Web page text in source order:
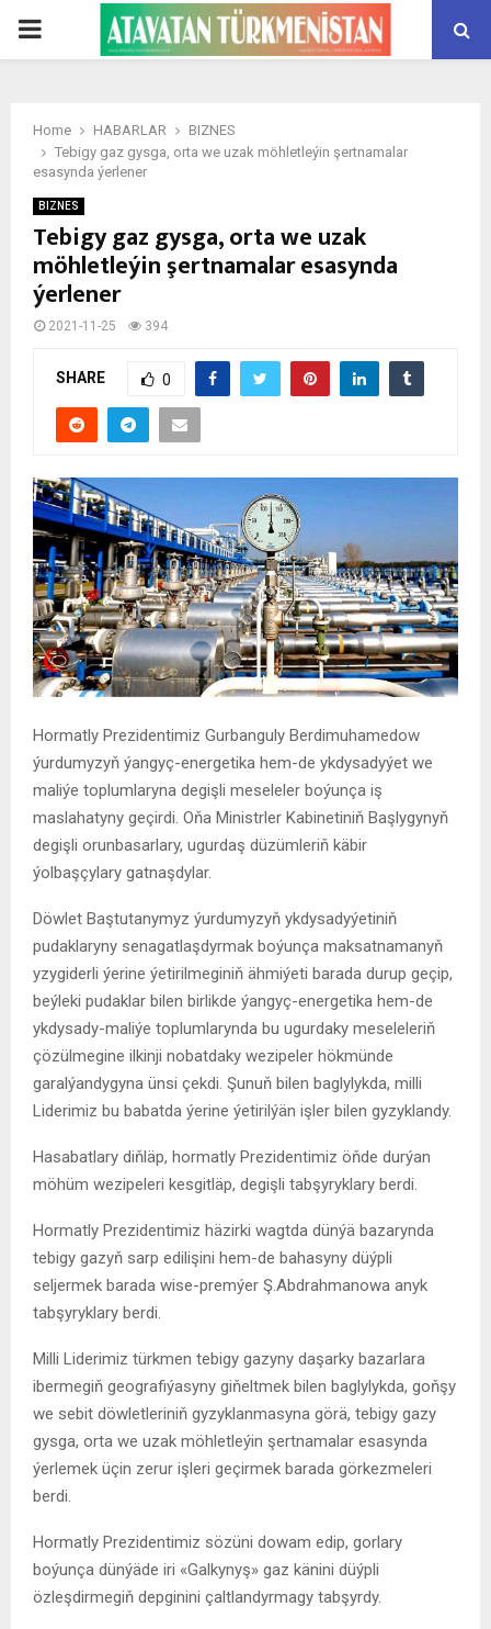
PRIMARY
Home HABARLAR
BIZNES
Tebigy gaz gysga, orta we uzak möhletleýin şertnamalar
esasynda ýerlener
BIZNES
Tebigy gaz gysga, orta we uzak
möhletleýin şertnamalar esasynda
ýerlener
2021-11-25 394
SHARE 0
Hormatly Prezidentimiz Gurbanguly Berdimuhamedow
ýurdumyzyň ýangyç-energetika hem-de ykdysadyýet we
maliýe toplumlaryna degişli meseleler boýunça iş
maslahatyny geçirdi. Oňa Ministrler Kabinetiniň Başlygynyň
degişli orunbasarlary, ugurdaş düzümleriň käbir
ýolbaşçylary gatnaşdylar.
Döwlet Baştutanymyz ýurdumyzyň ykdysadyýetiniň
pudaklaryny senagatlaşdyrmak boýunça maksatnamanyň
yzygiderli ýerine ýetirilmeginiň ähmiýeti barada durup geçip,
beýleki pudaklar bilen birlikde ýangyç-energetika hem-de
ykdysady-maliýe toplumlarynda bu ugurdaky meseleleriň
çözülmegine ilkinji nobatdaky wezipeler hökmünde
garalýandygyna ünsi çekdi. Şunuň bilen baglylykda, milli
Liderimiz bu babatda ýerine ýetirilýän işler bilen gyzyklandy.
Hasabatlary diňläp, hormatly Prezidentimiz öňde durýan
möhüm wezipeleri kesgitläp, degişli tabşyryklary berdi.
Hormatly Prezidentimiz häzirki wagtda dünýä bazarynda
tebigy gazyň sarp edilişini hem-de bahasyny düýpli
seljermek barada wise-premýer Ş.Abdrahmanowa anyk
tabşyryklary berdi.
Milli Liderimiz türkmen tebigy gazyny daşarky bazarlara
ibermegiň geografiýasyny giňeltmek bilen baglylykda, goňşy
we sebit döwletleriniň gyzyklanmasyna görä, tebigy gazy
gysga, orta we uzak möhletleýin şertnamalar esasynda
ýerlemek üçin zerur işleri geçirmek barada görkezmeleri
berdi.
Hormatly Prezidentimiz sözüni dowam edip, gorlary
boýunça dünýäde iri «Galkynyş» gaz känini düýpli
özleşdirmegiň depginini çaltlandyrmagy tabşyrdy.